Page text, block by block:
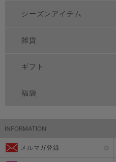
シーズンアイテム
雑貨
ギフト
福袋
メルマガ登録